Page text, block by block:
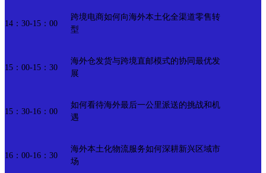
14：30-15：00
跨境电商如何向海外本土化全渠道零售转
型
15：00-15：30
海外仓发货与跨境直邮模式的协同最优发
展
15：30-16：00
如何看待海外最后一公里派送的挑战和机
遇
16：00-16：30
海外本土化物流服务如何深耕新兴区域市
场